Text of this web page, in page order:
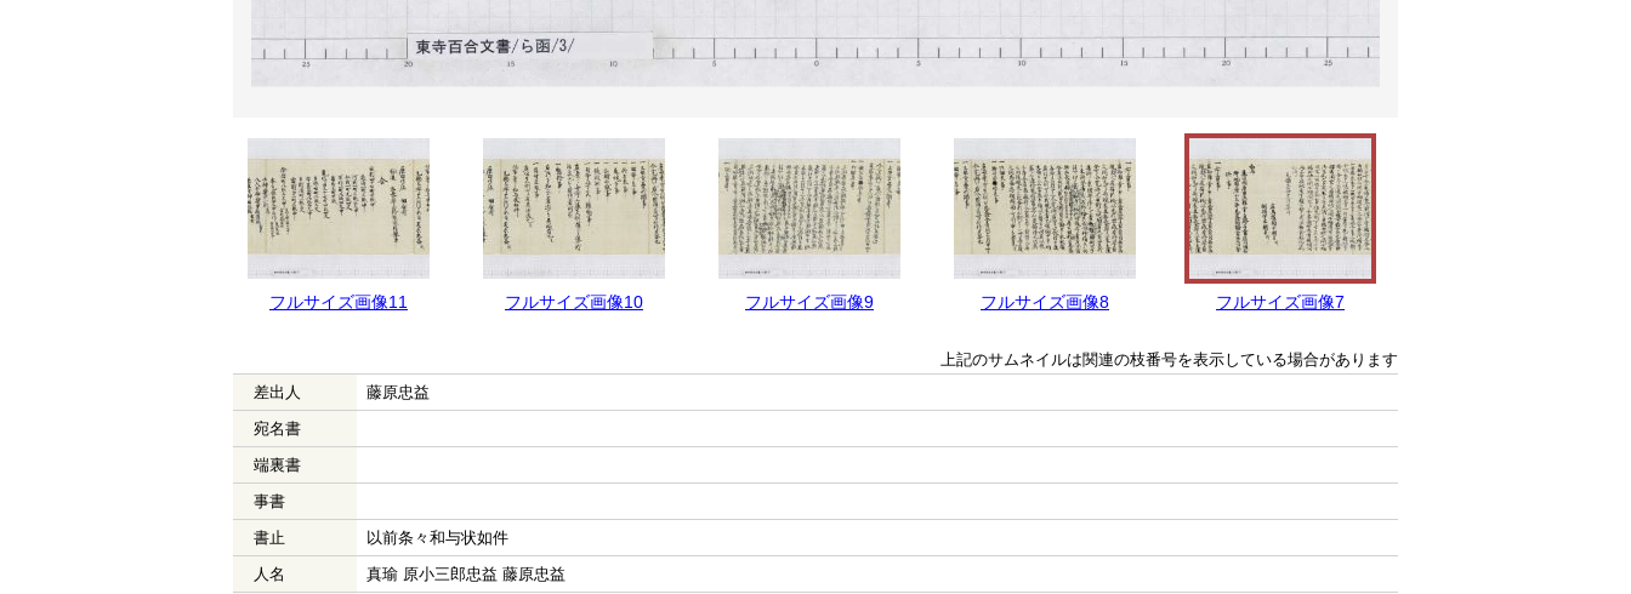
フルサイズ画像11 フルサイズ画像10 フルサイズ画像9 フルサイズ画像8 フルサイズ画像7
上記のサムネイルは関連の枝番号を表示している場合があります
差出人
藤原忠益
宛名書
端裏書
事書
書止
以前条々和与状如件
人名
真瑜 原小三郎忠益 藤原忠益